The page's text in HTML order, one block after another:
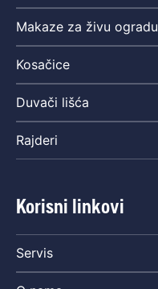
Makaze za živu ogradu
Kosačice
Duvači lišća
Rajderi
Korisni linkovi
Servis